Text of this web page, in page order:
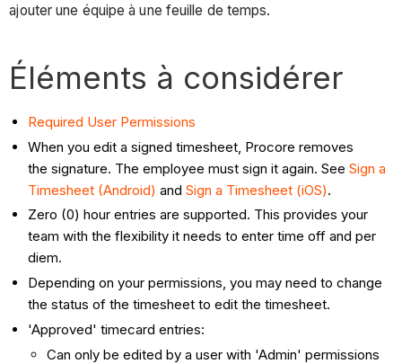
ajouter une équipe à une feuille de temps.
Éléments à considérer
Required User Permissions
When you edit a signed timesheet, Procore removes
the signature. The employee must sign it again. SeeSign a
Timesheet (Android) andSign a Timesheet (iOS).
Zero (0) hour entries are supported. This provides your
team with the flexibility it needs to enter time off and per
diem.
Depending on your permissions, you may need to change
the status of the timesheet to edit the timesheet.
'Approved' timecard entries:
Can only be edited by a user with 'Admin' permissions